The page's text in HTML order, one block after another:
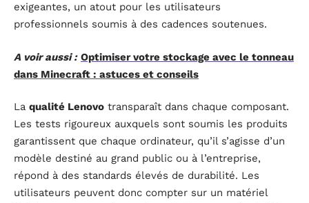
exigeantes, un atout pour les utilisateurs
professionnels soumis à des cadences soutenues.
A voir aussi : Optimiser votre stockage avec le tonneau
dans Minecraft : astuces et conseils
La qualité Lenovo transparaît dans chaque composant.
Les tests rigoureux auxquels sont soumis les produits
garantissent que chaque ordinateur, qu’il s’agisse d’un
modèle destiné au grand public ou à l’entreprise,
répond à des standards élevés de durabilité. Les
utilisateurs peuvent donc compter sur un matériel